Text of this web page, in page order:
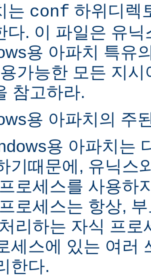
는 conf 하위디렉
다. 이 파일은 유
용 아파치 특유
가능한 모든 지
참고하라.
용 아파치의 주
용 아파치는
기때문에, 유닉스
로세스를 사용하
로세스는 항상,
리하는 자식 프로
세스에 있는 여러
한다.